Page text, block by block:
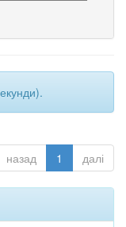
назад 1 далі